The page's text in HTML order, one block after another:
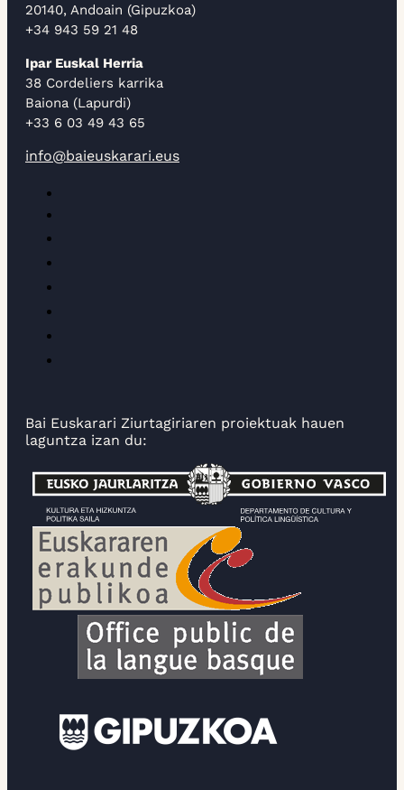
20140, Andoain (Gipuzkoa)
+34 943 59 21 48
Ipar Euskal Herria
38 Cordeliers karrika
Baiona (Lapurdi)
+33 6 03 49 43 65
info@baieuskarari.eus
Bai Euskarari Ziurtagiriaren proiektuak hauen
laguntza izan du: